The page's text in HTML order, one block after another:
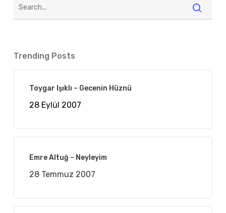
Trending Posts
Toygar Işıklı – Gecenin Hüznü
28 Eylül 2007
Emre Altuğ – Neyleyim
28 Temmuz 2007